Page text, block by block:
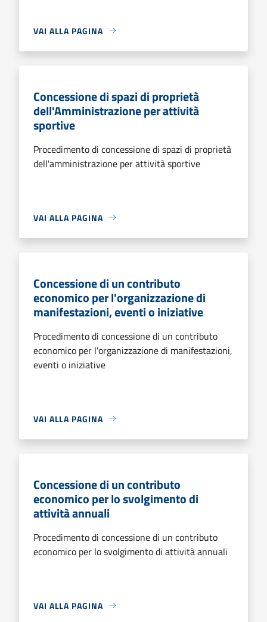
VAI ALLA PAGINA
Concessione di spazi di proprietà
dell'Amministrazione per attività
sportive
Procedimento di concessione di spazi di proprietà
dell'amministrazione per attività sportive
VAI ALLA PAGINA
Concessione di un contributo
economico per l'organizzazione di
manifestazioni, eventi o iniziative
Procedimento di concessione di un contributo
economico per l'organizzazione di manifestazioni,
eventi o iniziative
VAI ALLA PAGINA
Concessione di un contributo
economico per lo svolgimento di
attività annuali
Procedimento di concessione di un contributo
economico per lo svolgimento di attività annuali
VAI ALLA PAGINA